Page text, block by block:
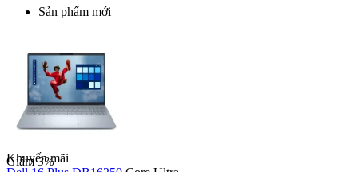
Sản phẩm mới
Giảm3%
Khuyến mãi